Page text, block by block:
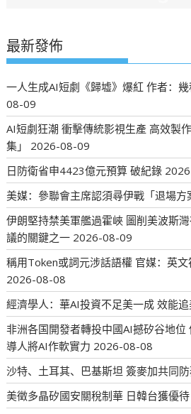
最新發佈
一人生成AI短劇《歸墟》爆紅 作者：
08-09
AI短劇狂潮 衝擊傳統影視生產 高效製
集」
2026-08-09
日防衛省申4423億元預算 破紀錄
美媒：參聯會主席認須尋伊戰「退場方
伊朗堅持禁美軍艦過霍峽 圖削美波斯
議的關鍵之一 2026-08-09
稱用Token或詞元涉話語權 官媒：英
2026-08-08
經濟學人：華AI投資不足美一成 效能
非洲各国開發者轉投中國AI撼矽谷地
導人將AI作軟實力 2026-08-08
沙特、土耳其、巴基斯坦 簽麥加共同
美徵多晶矽國安關稅制華 日韓台獲優待